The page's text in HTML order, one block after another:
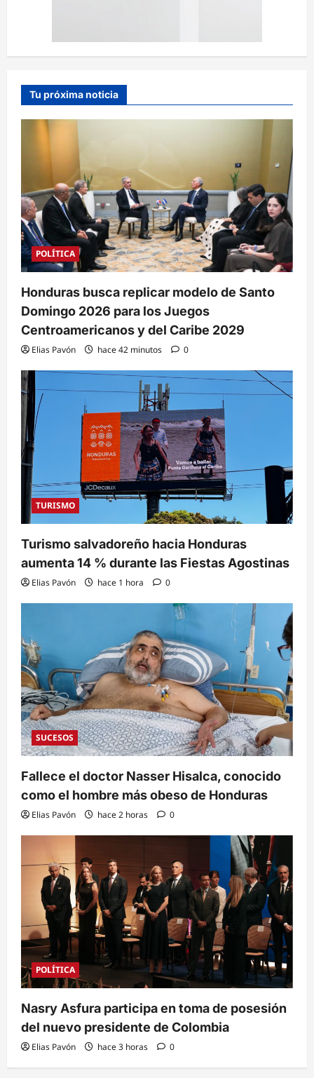
Tu próxima noticia
POLÍTICA
Honduras busca replicar modelo de Santo
Domingo 2026 para los Juegos
Centroamericanos y del Caribe 2029
Elias Pavón hace 42 minutos 0
TURISMO
Turismo salvadoreño hacia Honduras
aumenta 14 % durante las Fiestas Agostinas
Elias Pavón hace 1 hora 0
SUCESOS
Fallece el doctor Nasser Hisalca, conocido
como el hombre más obeso de Honduras
Elias Pavón hace 2 horas 0
POLÍTICA
Nasry Asfura participa en toma de posesión
del nuevo presidente de Colombia
Elias Pavón hace 3 horas 0